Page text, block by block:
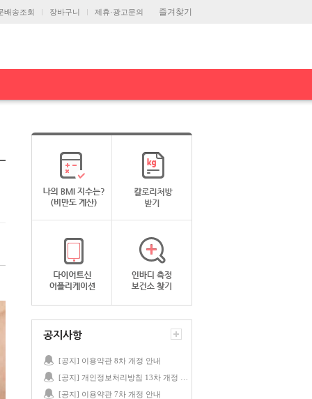
즐겨찾기
배송조회 장바구니 제휴·광고문의
공지사항
[공지] 이용약관 8차 개정 안내
[공지] 이용약관 7차 개정 안내